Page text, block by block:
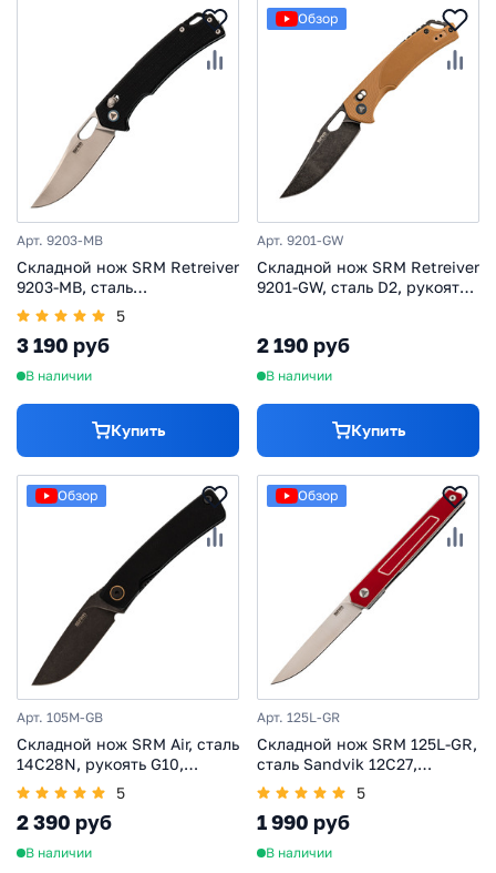
Арт. 9203-MB
Складной нож SRM Retreiver
9203-MB, сталь
10Cr15CoMoV, рукоять
микарта
5
3 190 руб
В наличии
Купить
Обзор
Арт. 9201-GW
Складной нож SRM Retreiver
9201-GW, сталь D2, рукоять
2 190 руб
В наличии
Купить
Обзор
Арт. 105M-GB
Складной нож SRM Air, сталь
14C28N, рукоять G10,
черный
5
2 390 руб
В наличии
Обзор
Арт. 125L-GR
Складной нож SRM 125L-GR,
сталь Sandvik 12C27,
рукоять G10
5
1 990 руб
В наличии